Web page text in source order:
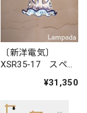
〔新洋電気〕
XSR35-17 スペイ
¥31,350